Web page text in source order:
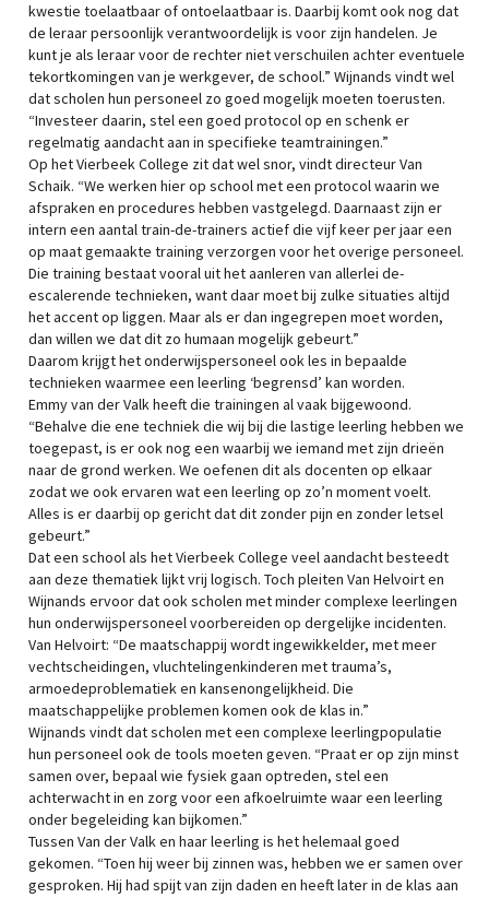
kwestie toelaatbaar of ontoelaatbaar is. Daarbij komt ook nog dat
de leraar persoonlijk verantwoordelijk is voor zijn handelen. Je
kunt je als leraar voor de rechter niet verschuilen achter eventuele
tekortkomingen van je werkgever, de school.” Wijnands vindt wel
dat scholen hun personeel zo goed mogelijk moeten toerusten.
“Investeer daarin, stel een goed protocol op en schenk er
regelmatig aandacht aan in specifieke teamtrainingen.”
Op het Vierbeek College zit dat wel snor, vindt directeur Van
Schaik. “We werken hier op school met een protocol waarin we
afspraken en procedures hebben vastgelegd. Daarnaast zijn er
intern een aantal train-de-trainers actief die vijf keer per jaar een
op maat gemaakte training verzorgen voor het overige personeel.
Die training bestaat vooral uit het aanleren van allerlei de-
escalerende technieken, want daar moet bij zulke situaties altijd
het accent op liggen. Maar als er dan ingegrepen moet worden,
dan willen we dat dit zo humaan mogelijk gebeurt.”
Daarom krijgt het onderwijspersoneel ook les in bepaalde
technieken waarmee een leerling ‘begrensd’ kan worden.
Emmy van der Valk heeft die trainingen al vaak bijgewoond.
“Behalve die ene techniek die wij bij die lastige leerling hebben we
toegepast, is er ook nog een waarbij we iemand met zijn drieën
naar de grond werken. We oefenen dit als docenten op elkaar
zodat we ook ervaren wat een leerling op zo’n moment voelt.
Alles is er daarbij op gericht dat dit zonder pijn en zonder letsel
gebeurt.”
Dat een school als het Vierbeek College veel aandacht besteedt
aan deze thematiek lijkt vrij logisch. Toch pleiten Van Helvoirt en
Wijnands ervoor dat ook scholen met minder complexe leerlingen
hun onderwijspersoneel voorbereiden op dergelijke incidenten.
Van Helvoirt: “De maatschappij wordt ingewikkelder, met meer
vechtscheidingen, vluchtelingenkinderen met trauma’s,
armoedeproblematiek en kansenongelijkheid. Die
maatschappelijke problemen komen ook de klas in.”
Wijnands vindt dat scholen met een complexe leerlingpopulatie
hun personeel ook de tools moeten geven. “Praat er op zijn minst
samen over, bepaal wie fysiek gaan optreden, stel een
achterwacht in en zorg voor een afkoelruimte waar een leerling
onder begeleiding kan bijkomen.”
Tussen Van der Valk en haar leerling is het helemaal goed
gekomen. “Toen hij weer bij zinnen was, hebben we er samen over
gesproken. Hij had spijt van zijn daden en heeft later in de klas aan